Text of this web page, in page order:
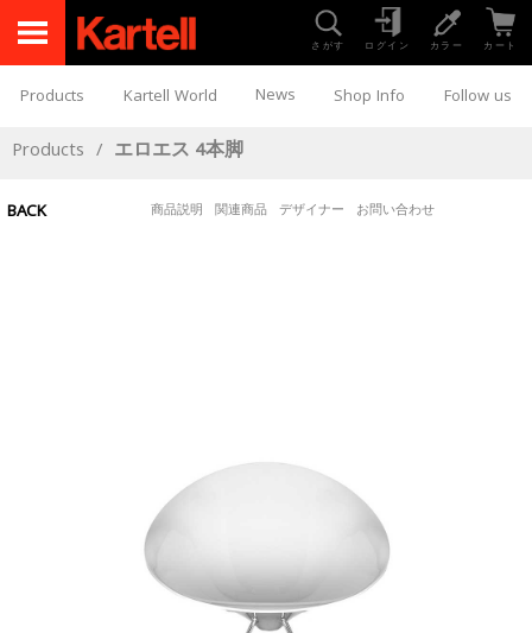
さがす ログイン カラー カート
Products Kartell World News Shop Info Follow us
Products / エロエス 4本脚
BACK 商品説明 関連商品 デザイナー お問い合わせ